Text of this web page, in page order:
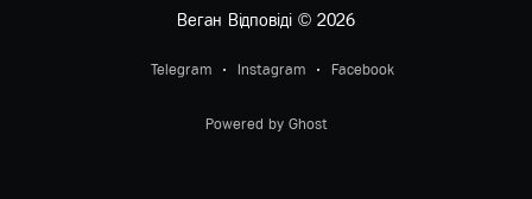
Веган Відповіді© 2026
Telegram Instagram Facebook
Powered by Ghost